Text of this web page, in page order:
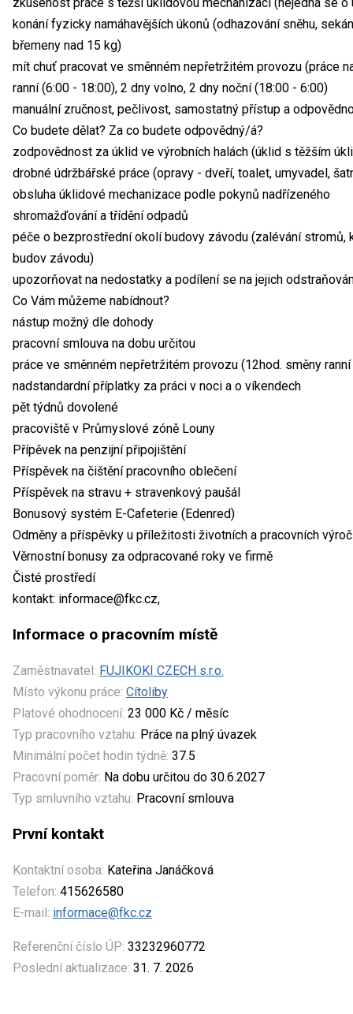
konání fyzicky namáhavějších úkonů (odhazování sněhu,
břemeny nad 15 kg)
mít chuť pracovat ve směnném nepřetržitém provozu (práce
ranní (6:00 - 18:00), 2 dny volno, 2 dny noční (18:00 - 6:00)
manuální zručnost, pečlivost, samostatný přístup a
Co budete dělat? Za co budete odpovědný/á?
zodpovědnost za úklid ve výrobních halách (úklid s těžším
drobné údržbářské práce (opravy - dveří, toalet, umyvadel,
obsluha úklidové mechanizace podle pokynů nadřízeného
shromažďování a třídění odpadů
péče o bezprostřední okolí budovy závodu (zalévání stromů,
budov závodu)
upozorňovat na nedostatky a podílení se na jejich
Co Vám můžeme nabídnout?
nástup možný dle dohody
pracovní smlouva na dobu určitou
práce ve směnném nepřetržitém provozu (12hod. směny
nadstandardní příplatky za práci v noci a o víkendech
pět týdnů dovolené
pracoviště v Průmyslové zóně Louny
Přípěvek na penzijní připojištění
Příspěvek na čištění pracovního oblečení
Příspěvek na stravu + stravenkový paušál
Bonusový systém E-Cafeterie (Edenred)
Odměny a příspěvky u příležitosti životních a pracovních
Věrnostní bonusy za odpracované roky ve firmě
Čisté prostředí
kontakt: informace@fkc.cz,
Informace o pracovním místě
Zaměstnavatel: FUJIKOKI CZECH s.r.o.
Místo výkonu práce: Cítoliby
Platové ohodnocení: 23 000 Kč / měsíc
Typ pracovního vztahu: Práce na plný úvazek
Minimální počet hodin týdně: 37.5
Pracovní poměr: Na dobu určitou do 30.6.2027
Typ smluvního vztahu: Pracovní smlouva
První kontakt
Kontaktní osoba: Kateřina Janáčková
Telefon: 415626580
E-mail: informace@fkc.cz
Referenční číslo ÚP: 33232960772
Poslední aktualizace: 31. 7. 2026